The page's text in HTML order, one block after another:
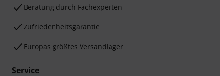
Beratung durch Fachexperten
Zufriedenheitsgarantie
Europas größtes Versandlager
Service